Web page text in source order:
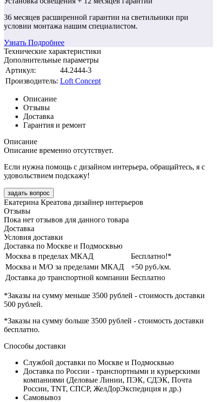
36 месяцев расширенной гарантии на светильники при
условии монтажа нашим специалистом.
Узнать Подробнее
Технические характеристики
Дополнительные параметры
Артикул:
44.2444-3
Производитель: Loft Concept
Описание
Отзывы
Доставка
Гарантия и ремонт
Описание
Описание временно отсутствует.
Если нужна помощь с дизайном интерьера, обращайтесь, я с
удовольствием подскажу!
задать вопрос
Екатерина Креатова дизайнер интерьеров
Отзывы
Пока нет отзывов для данного товара
Доставка
Условия доставки
Доставка по Москве и Подмосквью
Москва в пределах МКАД
Бесплатно!*
Москва и М/О за пределами МКАД
+50 руб./км.
Доставка до транспортной компании Бесплатно
*Заказы на сумму меньше 3500 рублей - стоимость доставки
500 рублей.
*Заказы на сумму больше 3500 рублей - стоимость доставки
бесплатно.
Способы доставки
Службой доставки по Москве и Подмосквью
Доставка по России - транспортными и курьерскими
компаниями (Деловые Линии, ПЭК, СДЭК, Почта
России, TNT, СПСР, ЖелДорЭкспедиция и др.)
Самовывоз